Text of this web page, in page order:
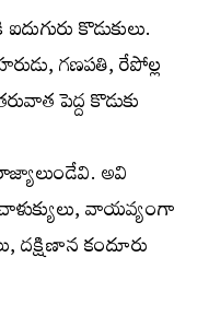
కొడుకులు.
గణపతి, రేపోల్ల
పెద్ద కొడుకు
అవి
వాయవ్యంగా
కందూరు